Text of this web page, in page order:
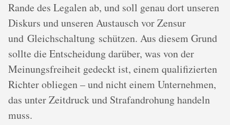
Rande des Legalen ab, und soll genau dort unseren
Diskurs und unseren Austausch vor Zensur
und Gleichschaltung schützen. Aus diesem Grund
sollte die Entscheidung darüber, was von der
Meinungsfreiheit gedeckt ist, einem qualifizierten
Richter obliegen – und nicht einem Unternehmen,
das unter Zeitdruck und Strafandrohung handeln
muss.